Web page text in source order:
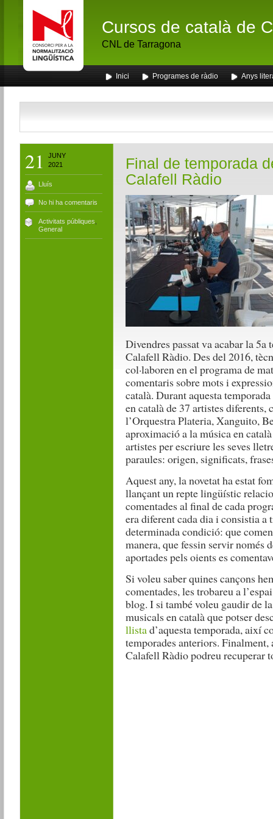
Cursos de català de
CNL de Tarragona
Inici Programes de ràdio Anys
21
JUNY
2021
Lluís
No hi ha comentaris
Activitats públiques
General
Final de temporada
Calafell Ràdio
Divendres passat va acabar la 5a
Calafell Ràdio. Des del 2016,
col·laboren en el programa de
comentaris sobre mots i
català. Durant aquesta
en català de 37 artistes
l’Orquestra Plateria, Xanguito,
aproximació a la música en
artistes per escriure les seves
paraules: origen, significats,
Aquest any, la novetat ha estat
llançant un repte lingüístic
comentades al final de cada
era diferent cada dia i consistia
determinada condició: que
manera, que fessin servir només
aportades pels oients es
Si voleu saber quines cançons
comentades, les trobareu a
blog. I si també voleu gaudir de
musicals en català que potser
llistad’aquesta temporada, així
temporades anteriors. Finalment,
Calafell Ràdio podreu recuperar